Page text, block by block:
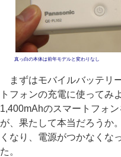
真っ白の本体は前年モデルと変わりなし
まずはモバイルバッテリ
トフォンの充電に使ってみ
1,400mAhのスマートフォ
が、果たして本当だろうか
くなり、電源がつかなくな
た。